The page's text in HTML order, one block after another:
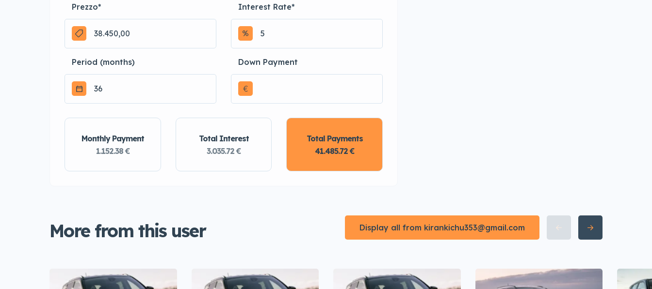
Prezzo* Interest Rate*
Period (months) Down Payment
€
Monthly Payment
1.152.38 €
Total Interest
3.035.72 €
Total Payments
41.485.72 €
More from this user Display all from kirankichu353@gmail.com